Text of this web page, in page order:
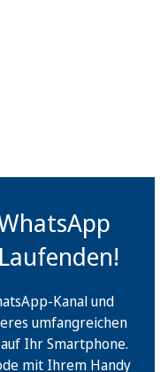
Kanal und
umfangreichen
Ihr Smartphone.
mit Ihrem Handy